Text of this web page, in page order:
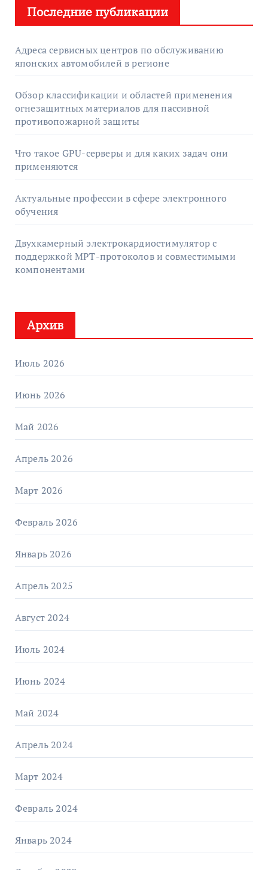
Последние публикации
Адреса сервисных центров по обслуживанию
японских автомобилей в регионе
Обзор классификации и областей применения
огнезащитных материалов для пассивной
противопожарной защиты
Что такое GPU-серверы и для каких задач они
применяются
Актуальные профессии в сфере электронного
обучения
Двухкамерный электрокардиостимулятор с
поддержкой МРТ-протоколов и совместимыми
компонентами
Архив
Июль 2026
Июнь 2026
Май 2026
Апрель 2026
Март 2026
Февраль 2026
Январь 2026
Апрель 2025
Август 2024
Июль 2024
Июнь 2024
Май 2024
Апрель 2024
Март 2024
Февраль 2024
Январь 2024